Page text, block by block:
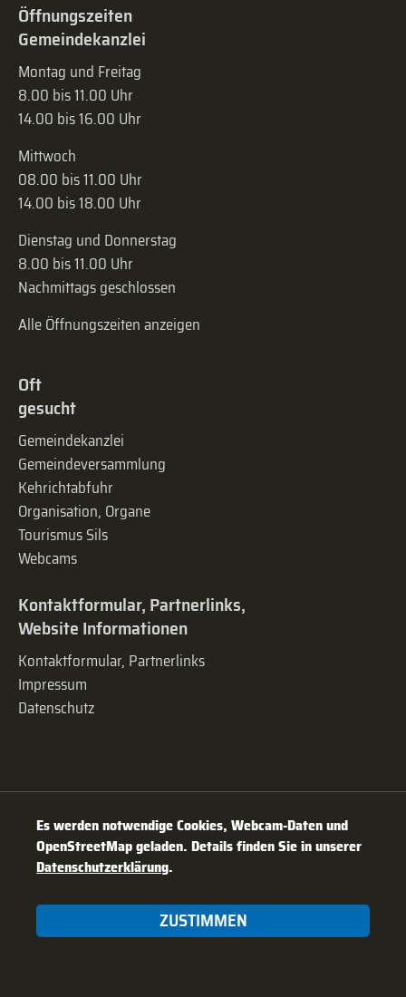
Öffnungszeiten
Gemeindekanzlei
Montag und Freitag
8.00 bis 11.00 Uhr
14.00 bis 16.00 Uhr
Mittwoch
08.00 bis 11.00 Uhr
14.00 bis 18.00 Uhr
Dienstag und Donnerstag
8.00 bis 11.00 Uhr
Nachmittags geschlossen
Alle Öffnungszeiten anzeigen
Oft
gesucht
Gemeindekanzlei
Gemeinde­versammlung
Kehrichtabfuhr
Organisation, Organe
Tourismus Sils
Webcams
Kontaktformular, Partnerlinks,
Website Informationen
Kontaktformular, Partnerlinks
Impressum
Datenschutz
Es werden notwendige Cookies, Webcam-Daten und
OpenStreetMap geladen. Details finden Sie in unserer
Datenschutzerklärung.
ZUSTIMMEN